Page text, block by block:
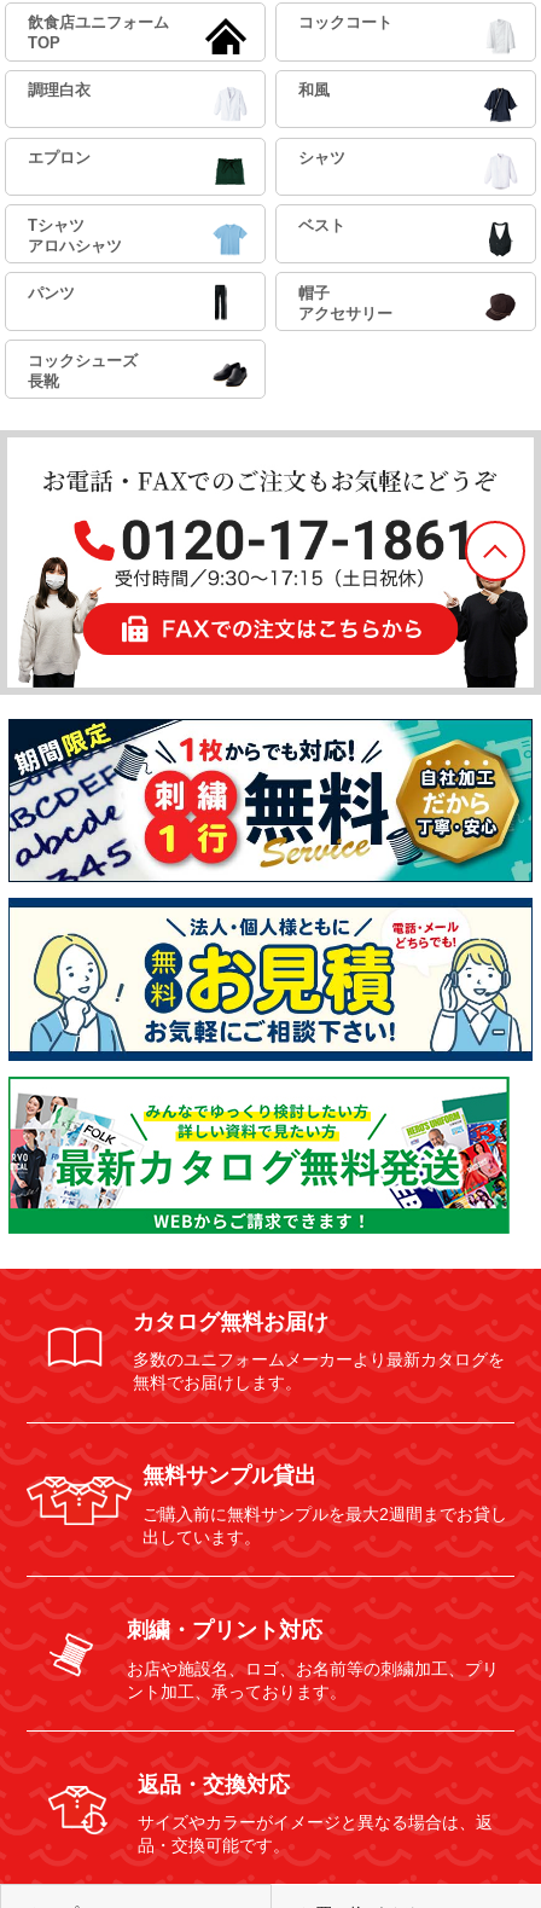
飲食店ユニフォーム
TOP
コックコート
調理白衣 和風
エプロン シャツ
Tシャツ
アロハシャツ
ベスト
パンツ
帽子
アクセサリー
コックシューズ
長靴
カタログ無料お届け
多数のユニフォームメーカーより最新カタログを
無料でお届けします。
無料サンプル貸出
ご購入前に無料サンプルを最大2週間までお貸し
出しています。
刺繍・プリント対応
お店や施設名、ロゴ、お名前等の刺繍加工、プリ
ント加工、承っております。
返品・交換対応
サイズやカラーがイメージと異なる場合は、返
品・交換可能です。